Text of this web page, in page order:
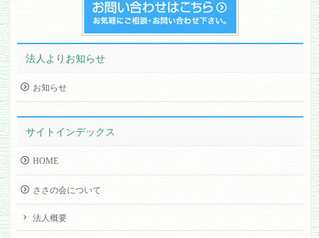
法人よりお知らせ
お知らせ
サイトインデックス
HOME
ささの会について
法人概要